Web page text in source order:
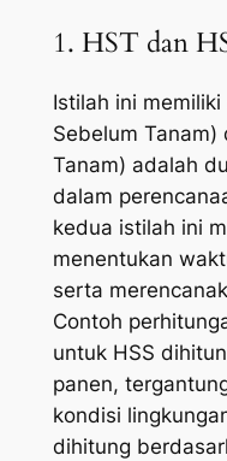
1. HST dan
Istilah ini
Sebelum Tanam)
Tanam) adalah
dalam
kedua istilah ini
menentukan
serta
Contoh
untuk HSS
panen,
kondisi
dihitung